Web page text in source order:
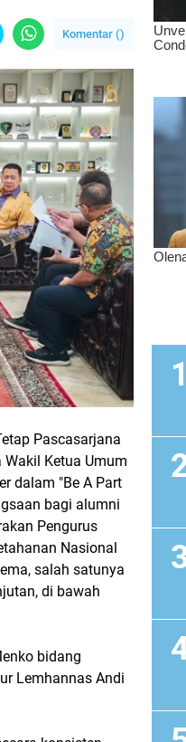
Komentar ()
Pascasarjana
Ketua Umum
dalam "Be A Part
bagi alumni
Pengurus
Nasional
salah satunya
di bawah
bidang
Lemhannas Andi